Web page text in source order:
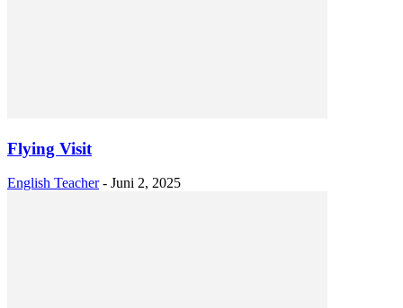
Flying Visit
English Teacher - Juni 2, 2025